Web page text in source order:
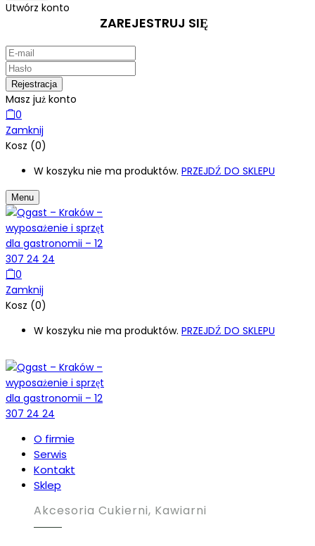
Utwórz konto
ZAREJESTRUJ SIĘ
Masz już konto
0
Zamknij
Kosz (0)
W koszyku nie ma produktów. PRZEJDŹ DO SKLEPU
Menu
0
Zamknij
Kosz (0)
W koszyku nie ma produktów. PRZEJDŹ DO SKLEPU
O firmie
Serwis
Kontakt
Sklep
Akcesoria Cukierni, Kawiarni